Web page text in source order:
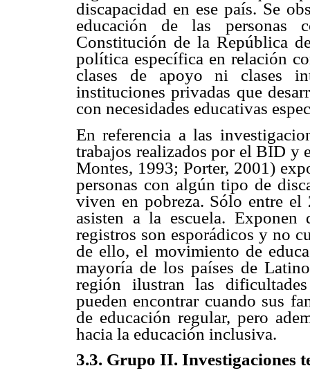
discapacidad en ese país. Se
educación de las personas
Constitución de la República
política específica en relación
clases de apoyo ni clases
instituciones privadas que
con necesidades educativas
En referencia a las
trabajos realizados por el BID
Montes, 1993; Porter, 2001)
personas con algún tipo de
viven en pobreza. Sólo entre
asisten a la escuela.
registros son esporádicos y no
de ello, el movimiento de
mayoría de los países de
región ilustran las
pueden encontrar cuando sus
de educación regular, pero
hacia la educación inclusiva.
3.3. Grupo II. Investigaciones